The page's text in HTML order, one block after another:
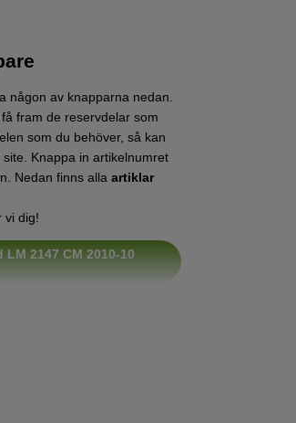
någon av knapparna nedan.
fram de reservdelar som
som du behöver, så kan
Knappa in artikelnumret
Nedan finns alla artiklar
vi dig!
2147 CM 2010-10